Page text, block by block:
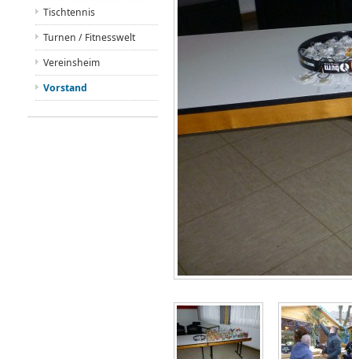
Tischtennis
Turnen / Fitnesswelt
Vereinsheim
Vorstand